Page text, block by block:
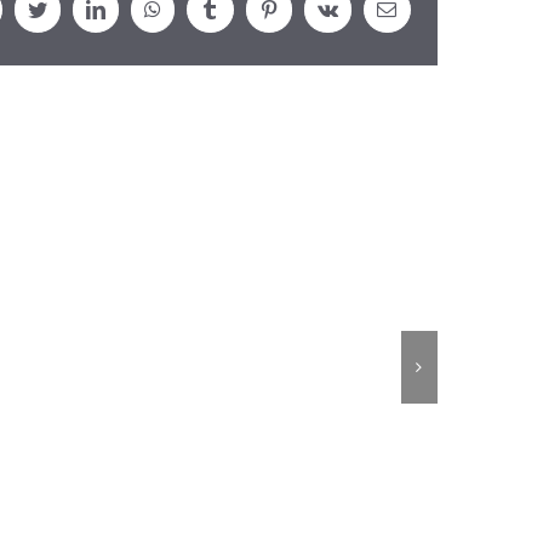
TwitterLinkedInWhatsAppTumblrPinterestVk Email: